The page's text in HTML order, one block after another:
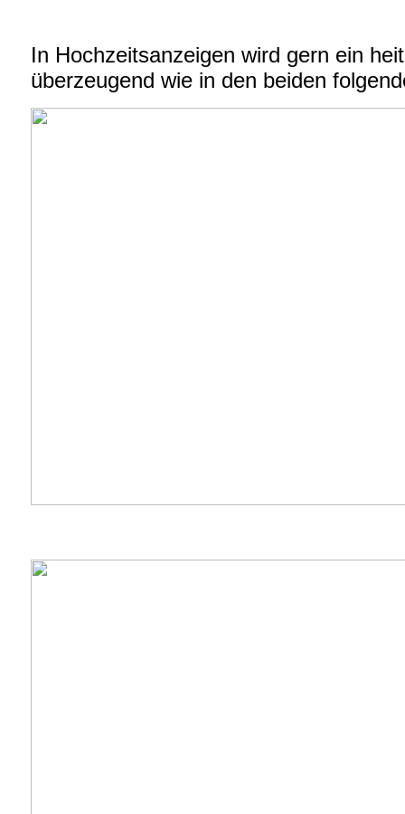
In Hochzeitsanzeigen wird gern ein
überzeugend wie in den beiden